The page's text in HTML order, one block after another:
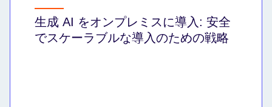
生成 AI をオンプレミスに導入: 安全
でスケーラブルな導入のための戦略